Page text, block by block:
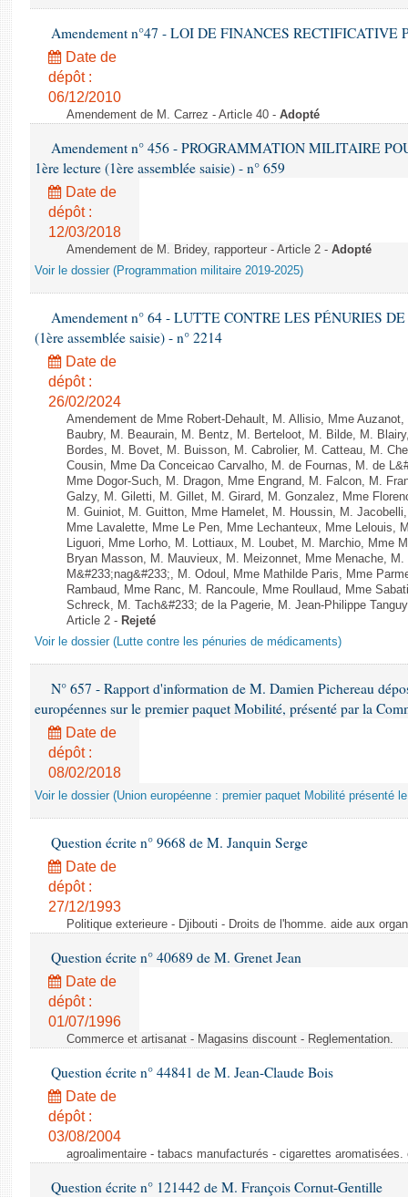
Amendement n°47 - LOI DE FINANCES RECTIFICATIVE
Date de
dépôt :
06/12/2010
Amendement de M. Carrez - Article 40 - Adopté
Amendement n° 456 - PROGRAMMATION MILITAIRE
1ère lecture (1ère assemblée saisie) - n° 659
Date de
dépôt :
12/03/2018
Amendement de M. Bridey, rapporteur - Article 2 - Adopté
Voir le dossier (Programmation militaire 2019-2025)
Amendement n° 64 - LUTTE CONTRE LES PÉNURIES
(1ère assemblée saisie) - n° 2214
Date de
dépôt :
26/02/2024
Amendement de Mme Robert-Dehault, M. Allisio, Mme
Baubry, M. Beaurain, M. Bentz, M. Berteloot, M. Bilde, M.
Bordes, M. Bovet, M. Buisson, M. Cabrolier, M. Catteau, M.
Cousin, Mme Da Conceicao Carvalho, M. de Fournas, M. de
Mme Dogor-Such, M. Dragon, Mme Engrand, M. Falcon, M.
Galzy, M. Giletti, M. Gillet, M. Girard, M. Gonzalez, Mme
M. Guiniot, M. Guitton, Mme Hamelet, M. Houssin, M.
Mme Lavalette, Mme Le Pen, Mme Lechanteux, Mme Lelouis,
Liguori, Mme Lorho, M. Lottiaux, M. Loubet, M. Marchio, Mme
Bryan Masson, M. Mauvieux, M. Meizonnet, Mme Menache,
M&#233;nag&#233;, M. Odoul, Mme Mathilde Paris, Mme
Rambaud, Mme Ranc, M. Rancoule, Mme Roullaud, Mme
Schreck, M. Tach&#233; de la Pagerie, M. Jean-Philippe
Article 2 - Rejeté
Voir le dossier (Lutte contre les pénuries de médicaments)
N° 657 - Rapport d'information de M. Damien Pichereau
européennes sur le premier paquet Mobilité, présenté par la
Date de
dépôt :
08/02/2018
Voir le dossier (Union européenne : premier paquet Mobilité présenté
Question écrite n° 9668 de M. Janquin Serge
Date de
dépôt :
27/12/1993
Politique exterieure - Djibouti - Droits de l'homme. aide aux
Question écrite n° 40689 de M. Grenet Jean
Date de
dépôt :
01/07/1996
Commerce et artisanat - Magasins discount - Reglementation.
Question écrite n° 44841 de M. Jean-Claude Bois
Date de
dépôt :
03/08/2004
agroalimentaire - tabacs manufacturés - cigarettes
Question écrite n° 121442 de M. François Cornut-Gentille